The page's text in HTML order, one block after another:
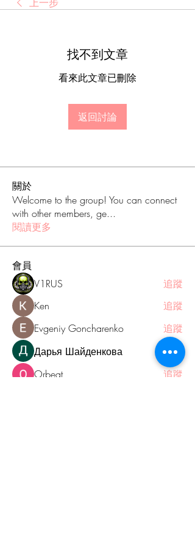
找不到文章
看來此文章已刪除
返回討論
關於
Welcome to the group! You can connect
with other members, ge...
閱讀更多
會員
V1RUS
追蹤
Ken
追蹤
Evgeniy Goncharenko
追蹤
Дарья Шайденкова
追蹤
Orbeat
追蹤